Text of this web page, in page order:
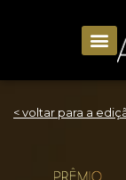
< voltar para a